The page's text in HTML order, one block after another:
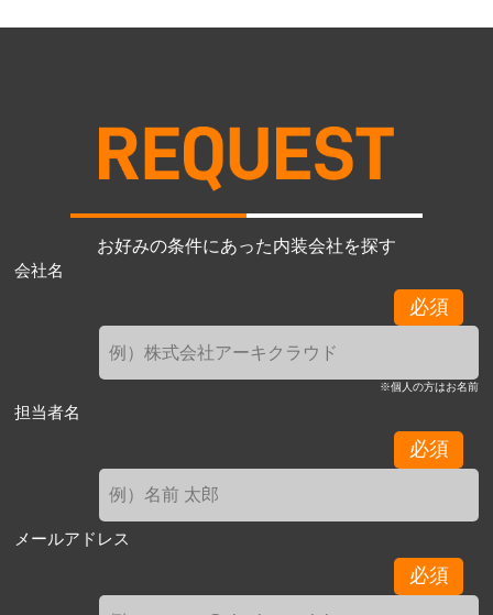
お好みの条件にあった内装会社を探す
会社名
必須
※個人の方はお名前
担当者名
必須
メールアドレス
必須